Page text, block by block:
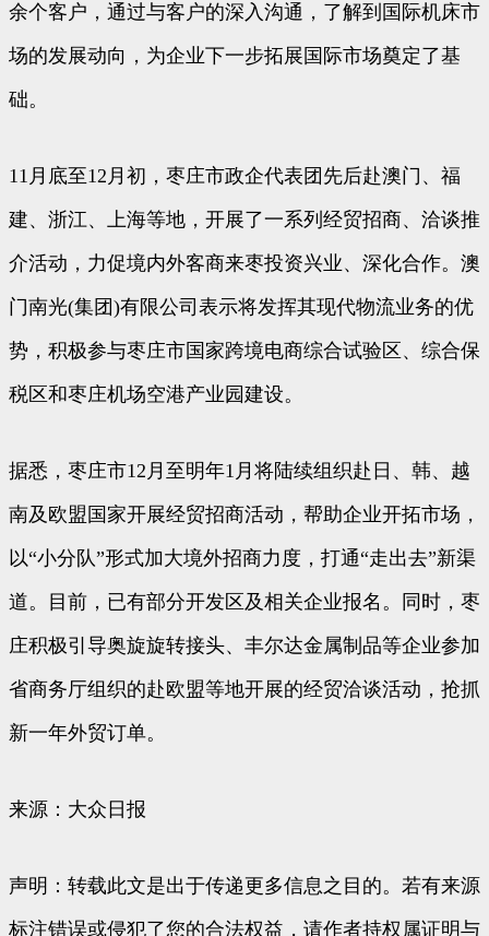
余个客户，通过与客户的深入沟通，了解到国际机床市
场的发展动向，为企业下一步拓展国际市场奠定了基
础。
11月底至12月初，枣庄市政企代表团先后赴澳门、福
建、浙江、上海等地，开展了一系列经贸招商、洽谈推
介活动，力促境内外客商来枣投资兴业、深化合作。澳
门南光(集团)有限公司表示将发挥其现代物流业务的优
势，积极参与枣庄市国家跨境电商综合试验区、综合保
税区和枣庄机场空港产业园建设。
据悉，枣庄市12月至明年1月将陆续组织赴日、韩、越
南及欧盟国家开展经贸招商活动，帮助企业开拓市场，
以“小分队”形式加大境外招商力度，打通“走出去”新渠
道。目前，已有部分开发区及相关企业报名。同时，枣
庄积极引导奥旋旋转接头、丰尔达金属制品等企业参加
省商务厅组织的赴欧盟等地开展的经贸洽谈活动，抢抓
新一年外贸订单。
来源：大众日报
声明：转载此文是出于传递更多信息之目的。若有来源
标注错误或侵犯了您的合法权益，请作者持权属证明与